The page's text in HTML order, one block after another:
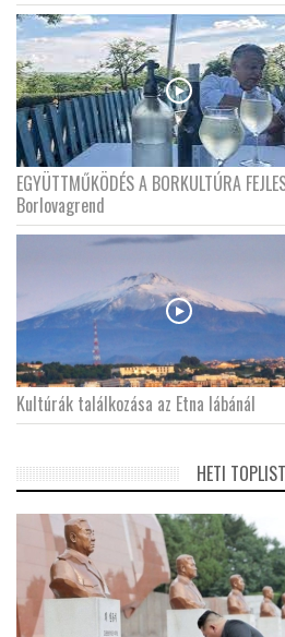
EGYÜTTMŰKÖDÉS A BORKULTÚRA
Borlovagrend
Kultúrák találkozása az Etna lábánál
HETI